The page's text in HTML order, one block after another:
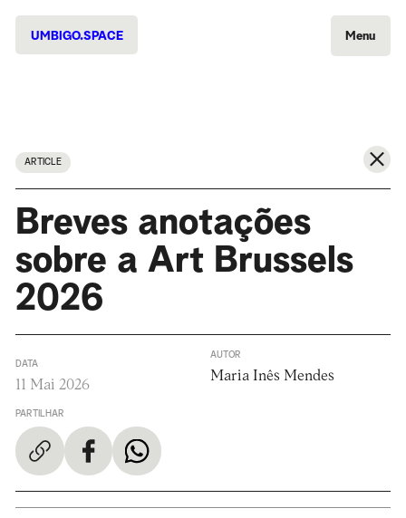
UMBIGO.SPACE Menu
ARTICLE
Breves anotações
sobre a Art Brussels
2026
DATA
11 Mai 2026
PARTILHAR
AUTOR
Maria Inês Mendes